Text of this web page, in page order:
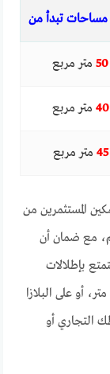
مساحات تبدأ من
50متر مربع
40 متر مربع
45 متر مربع
المستثمرين من
مع ضمان أن
بإطلالات
متر، أو على البلازا
التجاري أو